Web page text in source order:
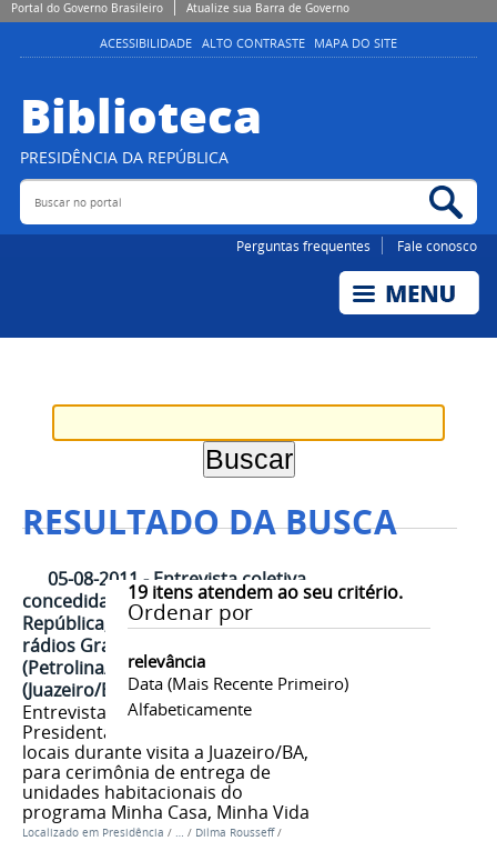
Portal do Governo Brasileiro Atualize sua Barra de Governo
ACESSIBILIDADE ALTO CONTRASTE MAPA DO SITE
Biblioteca
PRESIDÊNCIA DA REPÚBLICA
Buscar no portal
Perguntas frequentes Fale conosco
RESULTADO DA BUSCA
19itens atendem ao seu critério.
Ordenar por
relevância
Data (mais Recente Primeiro)
Alfabeticamente
05-08-2011 - Entrevista coletiva
concedida pela Presidenta da
República, Dilma Rousseff, às
rádios Grande Rio AM
(Petrolina/PE) e Juazeiro AM
(Juazeiro/BA)
Entrevista coletiva concedida pela
Presidenta Dilma para rádios
locais durante visita a Juazeiro/BA,
para cerimônia de entrega de
unidades habitacionais do
programa Minha Casa, Minha Vida
Localizado em Presidência / … / Dilma Rousseff /